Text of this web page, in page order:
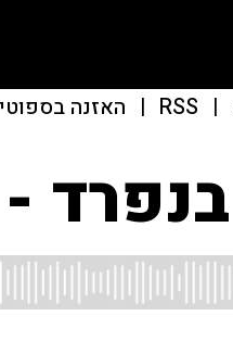
|
RSS
| האזנה